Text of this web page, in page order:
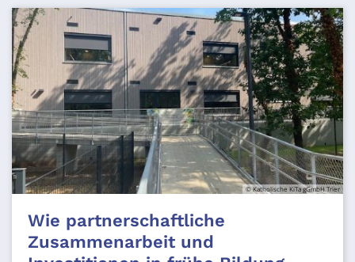
© Katholische KiTa gGmbH Trier
Wie partnerschaftliche
Zusammenarbeit und